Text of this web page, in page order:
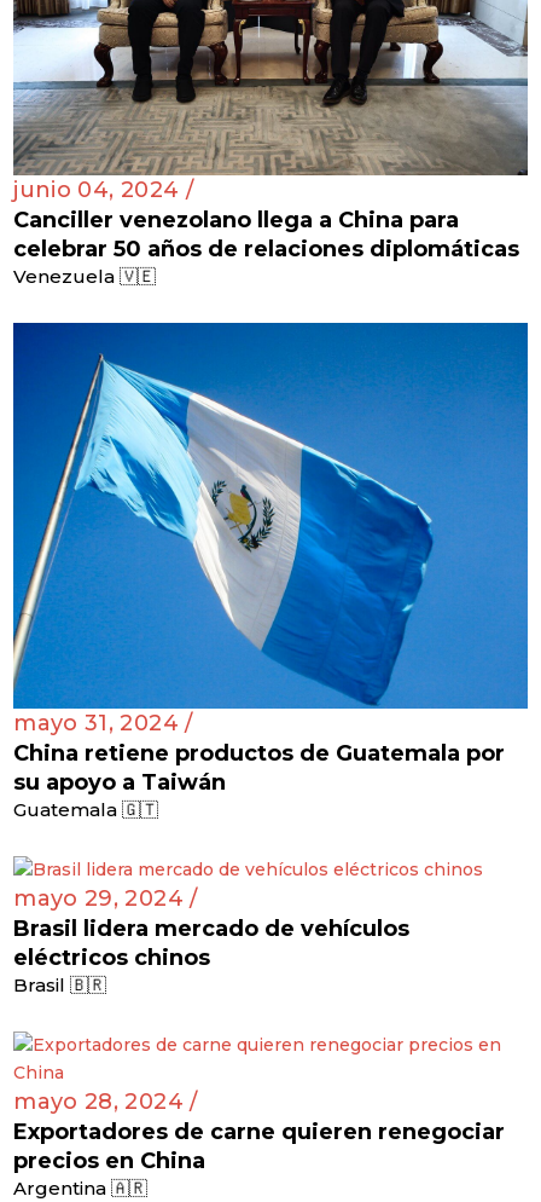
junio 04, 2024 /
Canciller venezolano llega a China para
celebrar 50 años de relaciones diplomáticas
Venezuela 🇻🇪
mayo 31, 2024 /
China retiene productos de Guatemala por
su apoyo a Taiwán
Guatemala 🇬🇹
mayo 29, 2024 /
Brasil lidera mercado de vehículos
eléctricos chinos
Brasil 🇧🇷
mayo 28, 2024 /
Exportadores de carne quieren renegociar
precios en China
Argentina 🇦🇷